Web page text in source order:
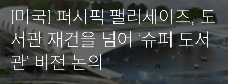
[미국] 퍼시픽 팰리세이즈, 도
서관 재건을 넘어 ‘슈퍼 도서
관’ 비전 논의